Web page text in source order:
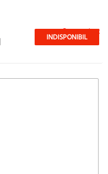
Stoc epuizat
INDISPONIBIL